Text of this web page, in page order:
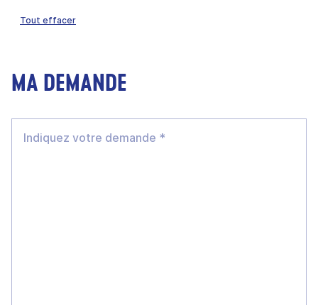
Tout effacer
MA DEMANDE